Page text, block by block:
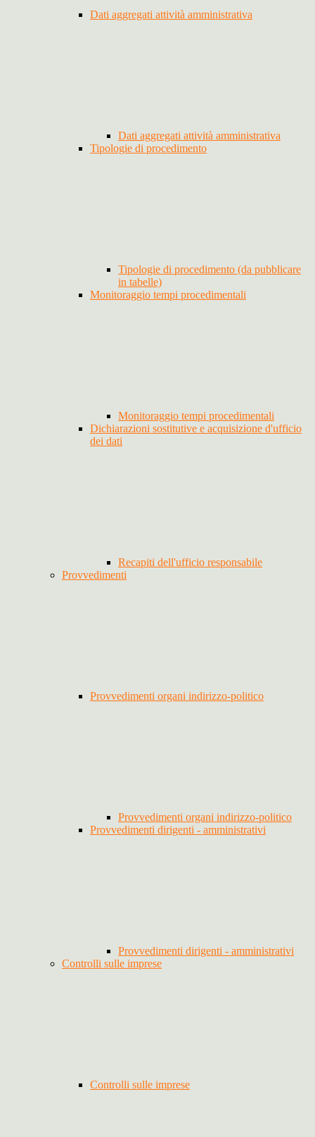
Dati aggregati attività amministrativa
Dati aggregati attività amministrativa
Tipologie di procedimento
Tipologie di procedimento (da pubblicare
in tabelle)
Monitoraggio tempi procedimentali
Monitoraggio tempi procedimentali
Dichiarazioni sostitutive e acquisizione d'ufficio
dei dati
Recapiti dell'ufficio responsabile
Provvedimenti
Provvedimenti organi indirizzo-politico
Provvedimenti organi indirizzo-politico
Provvedimenti dirigenti - amministrativi
Provvedimenti dirigenti - amministrativi
Controlli sulle imprese
Controlli sulle imprese